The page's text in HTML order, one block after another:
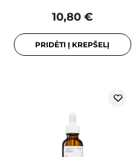
10,80 €
PRIDĖTI Į KREPŠELĮ